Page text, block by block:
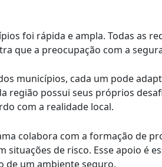
foi rápida e ampla. Todas as
que a preocupação com a
municípios, cada um pode
região possui seus próprios
com a realidade local.
colabora com a formação de
situações de risco. Esse apoio é
de um ambiente seguro.